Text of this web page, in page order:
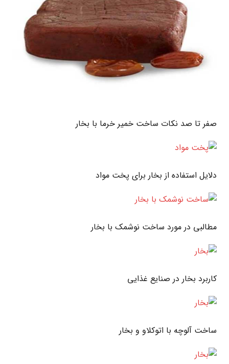
صفر تا صد نکات ساخت خمیر خرما با بخار
دلایل استفاده از بخار برای پخت مواد
مطالبی در مورد ساخت نوشمک با بخار
کاربرد بخار در صنایع غذایی
ساخت آلوچه با اتوکلاو و بخار